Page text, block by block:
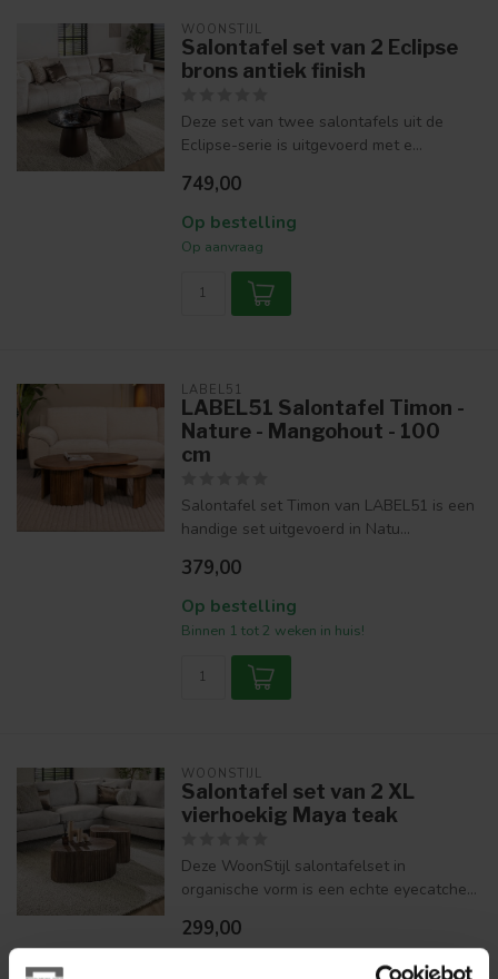
WOONSTIJL
Salontafel set van 2 Eclipse
brons antiek finish
Deze set van twee salontafels uit de
Eclipse-serie is uitgevoerd met e...
749,00
Op bestelling
Op aanvraag
LABEL51
LABEL51 Salontafel Timon -
Nature - Mangohout - 100
cm
Salontafel set Timon van LABEL51 is een
handige set uitgevoerd in Natu...
379,00
Op bestelling
Binnen 1 tot 2 weken in huis!
WOONSTIJL
Salontafel set van 2 XL
vierhoekig Maya teak
Deze WoonStijl salontafelset in
organische vorm is een echte eyecatche...
299,00